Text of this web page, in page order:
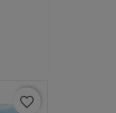
favorite_border